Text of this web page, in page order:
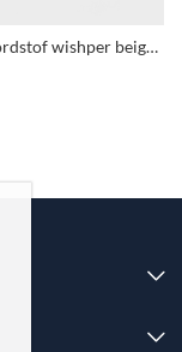
SYAS boordstof wishper beige rib